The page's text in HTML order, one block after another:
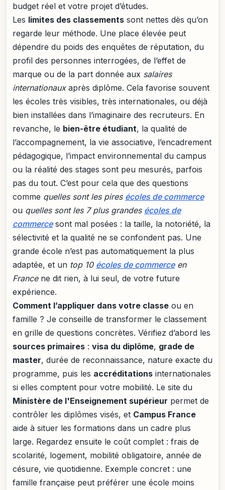
budget réel et votre projet d’études.
Les limites des classements sont nettes dès qu’on
regarde leur méthode. Une place élevée peut
dépendre du poids des enquêtes de réputation, du
profil des personnes interrogées, de l’effet de
marque ou de la part donnée aux salaires
internationauxaprès diplôme. Cela favorise souvent
les écoles très visibles, très internationales, ou déjà
bien installées dans l’imaginaire des recruteurs. En
revanche, le bien-être étudiant, la qualité de
l’accompagnement, la vie associative, l’encadrement
pédagogique, l’impact environnemental du campus
ou la réalité des stages sont peu mesurés, parfois
pas du tout. C’est pour cela que des questions
comme quelles sont les pires écoles de commerce
ou quelles sont les 7 plus grandes écoles de
commercesont mal posées : la taille, la notoriété, la
sélectivité et la qualité ne se confondent pas. Une
grande école n’est pas automatiquement la plus
adaptée, et un top 10 écoles de commerceen
Francene dit rien, à lui seul, de votre future
expérience.
Comment l’appliquer dans votre classe ou en
famille ? Je conseille de transformer le classement
en grille de questions concrètes. Vérifiez d’abord les
sources primaires : visa du diplôme, grade de
master, durée de reconnaissance, nature exacte du
programme, puis les accréditations internationales
si elles comptent pour votre mobilité. Le site du
Ministère de l'Enseignement supérieur permet de
contrôler les diplômes visés, et Campus France
aide à situer les formations dans un cadre plus
large. Regardez ensuite le coût complet : frais de
scolarité, logement, mobilité obligatoire, année de
césure, vie quotidienne. Exemple concret : une
famille française peut préférer une école moins